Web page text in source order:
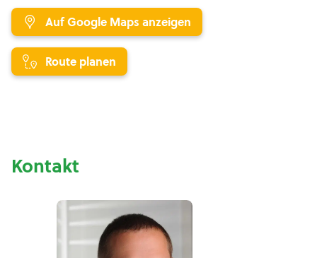
Auf Google Maps anzeigen
Route planen
Kontakt